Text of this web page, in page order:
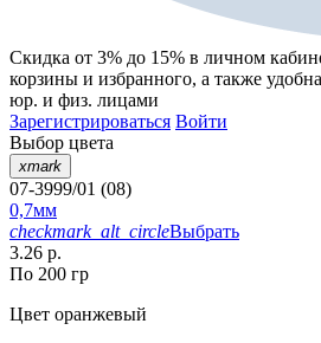
Скидка от 3% до 15% в личном
корзины и избранного, а также
юр. и физ. лицами
Зарегистрироваться Войти
Выбор цвета
xmark
07-3999/01 (08)
0,7мм
checkmark_alt_circleВыбрать
3.26 р.
По 200 гр
Цвет оранжевый